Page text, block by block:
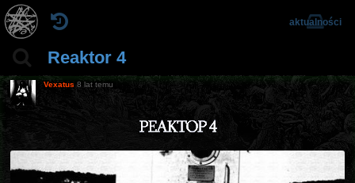
Reaktor 4
aktualności
Vexatus 8 lat temu